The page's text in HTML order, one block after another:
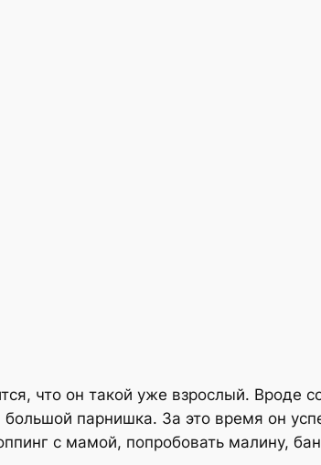
что он такой уже взрослый. Вроде
парнишка. За это время он
с мамой, попробовать малину,